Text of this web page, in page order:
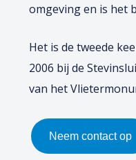
omgeving en is het
Het is de tweede
2006 bij de
van het
Neem contact op